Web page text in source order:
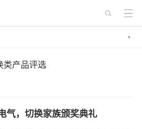
类产品评选
气，切换家族颁奖典礼